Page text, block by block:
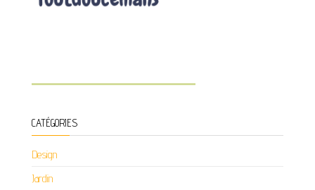
CATÉGORIES
Design
Jardin